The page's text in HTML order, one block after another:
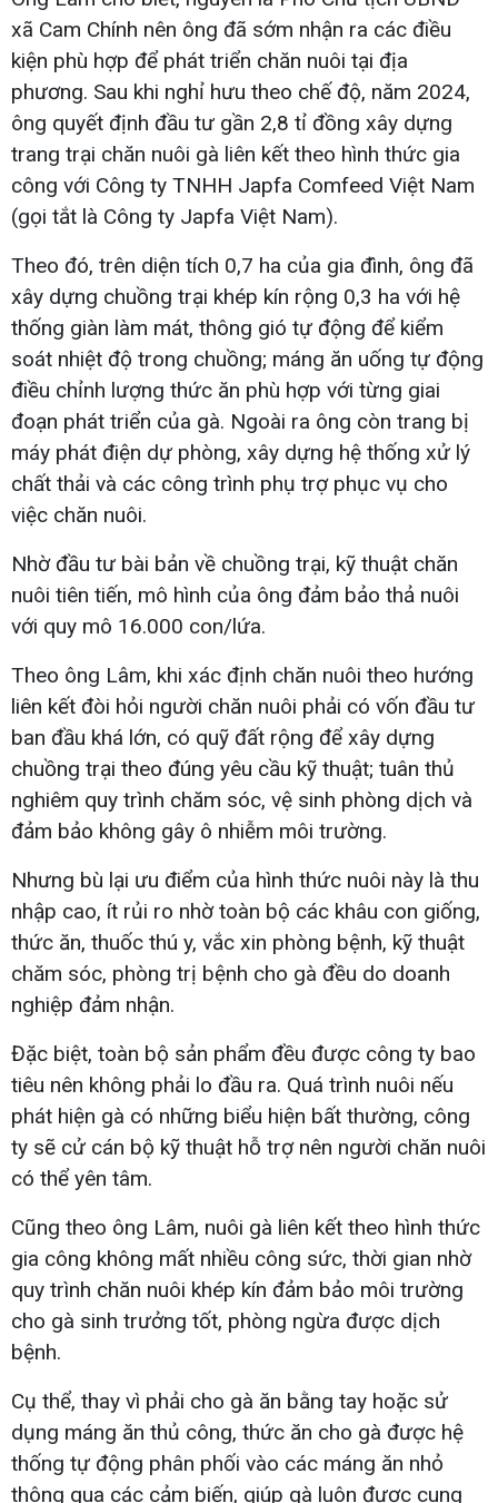
xã Cam Chính nên ông đã sớm nhận ra các điều
kiện phù hợp để phát triển chăn nuôi tại địa
phương. Sau khi nghỉ hưu theo chế độ, năm 2024,
ông quyết định đầu tư gần 2,8 tỉ đồng xây dựng
trang trại chăn nuôi gà liên kết theo hình thức gia
công với Công ty TNHH Japfa Comfeed Việt Nam
(gọi tắt là Công ty Japfa Việt Nam).
Theo đó, trên diện tích 0,7 ha của gia đình, ông đã
xây dựng chuồng trại khép kín rộng 0,3 ha với hệ
thống giàn làm mát, thông gió tự động để kiểm
soát nhiệt độ trong chuồng; máng ăn uống tự động
điều chỉnh lượng thức ăn phù hợp với từng giai
đoạn phát triển của gà. Ngoài ra ông còn trang bị
máy phát điện dự phòng, xây dựng hệ thống xử lý
chất thải và các công trình phụ trợ phục vụ cho
việc chăn nuôi.
Nhờ đầu tư bài bản về chuồng trại, kỹ thuật chăn
nuôi tiên tiến, mô hình của ông đảm bảo thả nuôi
với quy mô 16.000 con/lứa.
Theo ông Lâm, khi xác định chăn nuôi theo hướng
liên kết đòi hỏi người chăn nuôi phải có vốn đầu tư
ban đầu khá lớn, có quỹ đất rộng để xây dựng
chuồng trại theo đúng yêu cầu kỹ thuật; tuân thủ
nghiêm quy trình chăm sóc, vệ sinh phòng dịch và
đảm bảo không gây ô nhiễm môi trường.
Nhưng bù lại ưu điểm của hình thức nuôi này là thu
nhập cao, ít rủi ro nhờ toàn bộ các khâu con giống,
thức ăn, thuốc thú y, vắc xin phòng bệnh, kỹ thuật
chăm sóc, phòng trị bệnh cho gà đều do doanh
nghiệp đảm nhận.
Đặc biệt, toàn bộ sản phẩm đều được công ty bao
tiêu nên không phải lo đầu ra. Quá trình nuôi nếu
phát hiện gà có những biểu hiện bất thường, công
ty sẽ cử cán bộ kỹ thuật hỗ trợ nên người chăn nuôi
có thể yên tâm.
Cũng theo ông Lâm, nuôi gà liên kết theo hình thức
gia công không mất nhiều công sức, thời gian nhờ
quy trình chăn nuôi khép kín đảm bảo môi trường
cho gà sinh trưởng tốt, phòng ngừa được dịch
bệnh.
Cụ thể, thay vì phải cho gà ăn bằng tay hoặc sử
dụng máng ăn thủ công, thức ăn cho gà được hệ
thống tự động phân phối vào các máng ăn nhỏ
thông qua các cảm biến, giúp gà luôn được cung